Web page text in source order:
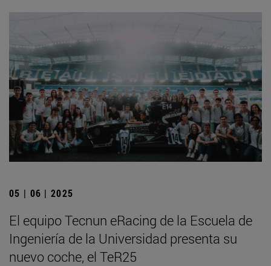
05 | 06 | 2025
El equipo Tecnun eRacing de la Escuela de
Ingeniería de la Universidad presenta su
nuevo coche, el TeR25